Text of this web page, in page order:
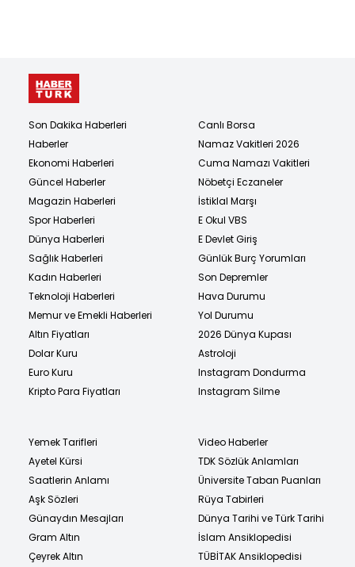
Son Dakika Haberleri
Haberler
Ekonomi Haberleri
Güncel Haberler
Magazin Haberleri
Spor Haberleri
Dünya Haberleri
Sağlık Haberleri
Kadın Haberleri
Teknoloji Haberleri
Memur ve Emekli Haberleri
Altın Fiyatları
Dolar Kuru
Euro Kuru
Kripto Para Fiyatları
Canlı Borsa
Namaz Vakitleri 2026
Cuma Namazı Vakitleri
Nöbetçi Eczaneler
İstiklal Marşı
E Okul VBS
E Devlet Giriş
Günlük Burç Yorumları
Son Depremler
Hava Durumu
Yol Durumu
2026 Dünya Kupası
Astroloji
Instagram Dondurma
Instagram Silme
Yemek Tarifleri
Ayetel Kürsi
Saatlerin Anlamı
Aşk Sözleri
Günaydın Mesajları
Gram Altın
Çeyrek Altın
Video Haberler
TDK Sözlük Anlamları
Üniversite Taban Puanları
Rüya Tabirleri
Dünya Tarihi ve Türk Tarihi
İslam Ansiklopedisi
TÜBİTAK Ansiklopedisi